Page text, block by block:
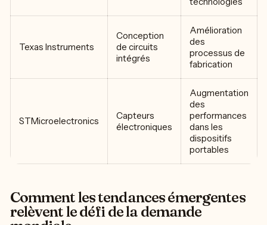
Texas Instruments
Conception
de circuits
intégrés
Amélioration
des
processus de
fabrication
STMicroelectronics
Capteurs
électroniques
Augmentation
des
performances
dans les
dispositifs
portables
Comment les tendances émergentes
relèvent le défi de la demande